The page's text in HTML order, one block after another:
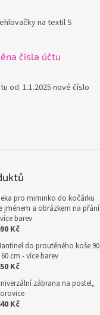
na textil S
čísla účtu
od. 1.1.2025 nové číslo
pro miminko do kočárku
jménem a obrázkem na přání
barev
Kč
do proutěného koše 90
cm - více barev
Kč
zábrana na postel,
Kč